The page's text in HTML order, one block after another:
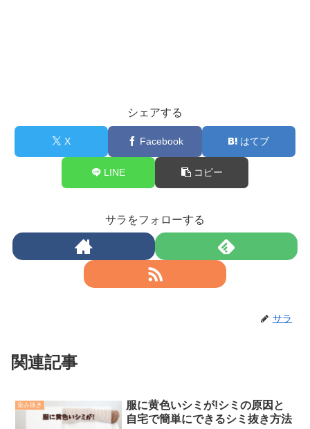
シェアする
X Facebook はてブ
LINE コピー
サラをフォローする
サラ
関連記事
染み抜き
服に黄色いシミが!シミの原因と
自宅で簡単にできるシミ抜き方法